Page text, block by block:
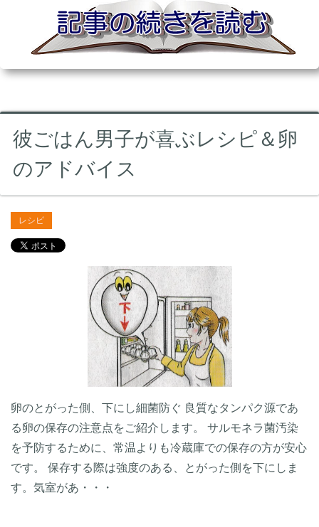
彼ごはん男子が喜ぶレシピ＆卵
のアドバイス
レシピ
卵のとがった側、下にし細菌防ぐ 良質なタンパク源であ
る卵の保存の注意点をご紹介します。 サルモネラ菌汚染
を予防するために、常温よりも冷蔵庫での保存の方が安心
です。 保存する際は強度のある、とがった側を下にしま
す。気室があ・・・